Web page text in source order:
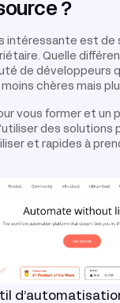
?
intéressante est de
Quelle
de développeurs
chères mais
vous former et un
des solutions
et rapides à